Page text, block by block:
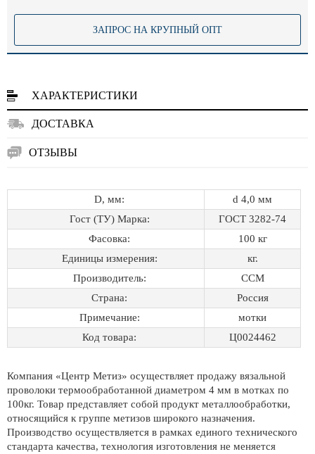
ЗАПРОС НА КРУПНЫЙ ОПТ
ХАРАКТЕРИСТИКИ
ДОСТАВКА
ОТЗЫВЫ
D, мм:
d 4,0 мм
Гост (ТУ) Марка:
ГОСТ 3282-74
Фасовка:
100 кг
Единицы измерения:
кг.
Производитель:
ССМ
Страна:
Россия
Примечание:
мотки
Код товара:
Ц0024462
Компания «Центр Метиз» осуществляет продажу вязальной
проволоки термообработанной диаметром 4 мм в мотках по
100кг. Товар представляет собой продукт металлообработки,
относящийся к группе метизов широкого назначения.
Производство осуществляется в рамках единого технического
стандарта качества, технология изготовления не меняется